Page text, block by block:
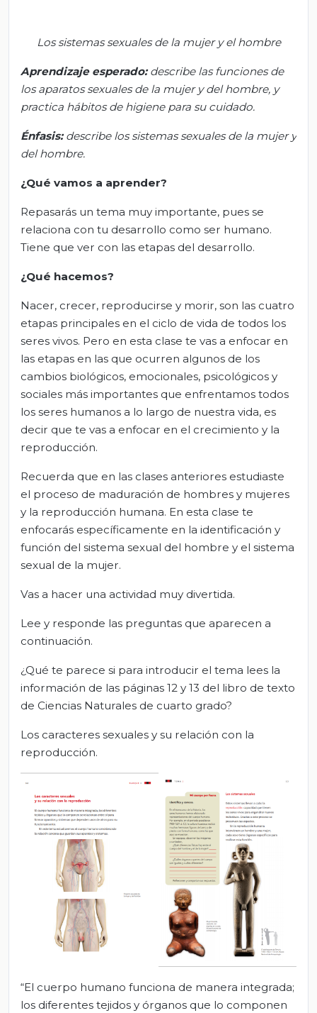
Lossistemassexuales de la mujer y el hombre
Aprendizaje esperado:describe las funciones de
los aparatos sexuales de la mujer y del hombre, y
practica hábitos de higiene para su cuidado.
Énfasis:describe los sistemas sexuales de la mujery
del hombre.
¿Qué vamos a aprender?
Repasarás un tema muy importante, pues se
relaciona con tu desarrollo como ser humano.
Tiene que ver con las etapas del desarrollo.
¿Qué hacemos?
Nacer, crecer, reproducirse y morir, son las cuatro
etapas principales en el ciclo de vida de todos los
seres vivos. Pero en esta clase te vas a enfocar en
las etapas en las que ocurren algunos de los
cambios biológicos, emocionales, psicológicos y
sociales más importantes que enfrentamos todos
los seres humanos a lo largo de nuestra vida, es
decir que te vas a enfocar en el crecimiento y la
reproducción.
Recuerda que en las clases anteriores estudiaste
el proceso de maduración de hombres y mujeres
y la reproducción humana. En esta clase te
enfocarás específicamente en la identificación y
función del sistema sexual del hombre y el sistema
sexual de la mujer.
Vas a hacer una actividad muy divertida.
Lee y responde las preguntas que aparecen a
continuación.
¿Qué te parece si para introducir el tema lees la
información de las páginas 12 y 13 del libro de texto
de Ciencias Naturales de cuarto grado?
Los caracteres sexuales y su relación con la
reproducción.
“El cuerpo humano funciona de manera integrada;
los diferentes tejidos y órganos que lo componen